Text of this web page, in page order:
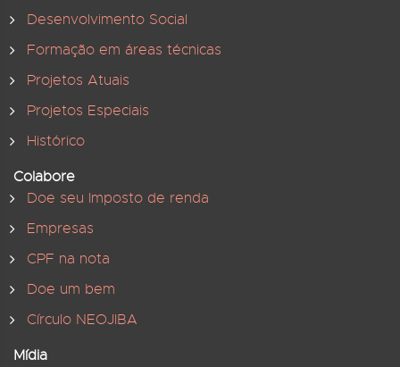
Desenvolvimento Social
Formação em áreas técnicas
Projetos Atuais
Projetos Especiais
Histórico
Colabore
Doe seu Imposto de renda
Empresas
CPF na nota
Doe um bem
Círculo NEOJIBA
Mídia